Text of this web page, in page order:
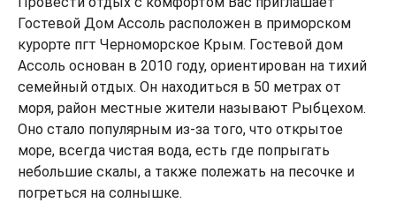
Гостевой Дом Ассоль расположен в приморском
курорте пгт Черноморское Крым. Гостевой дом
Ассоль основан в 2010 году, ориентирован на тихий
семейный отдых. Он находиться в 50 метрах от
моря, район местные жители называют Рыбцехом.
Оно стало популярным из-за того, что открытое
море, всегда чистая вода, есть где попрыгать
небольшие скалы, а также полежать на песочке и
погреться на солнышке.